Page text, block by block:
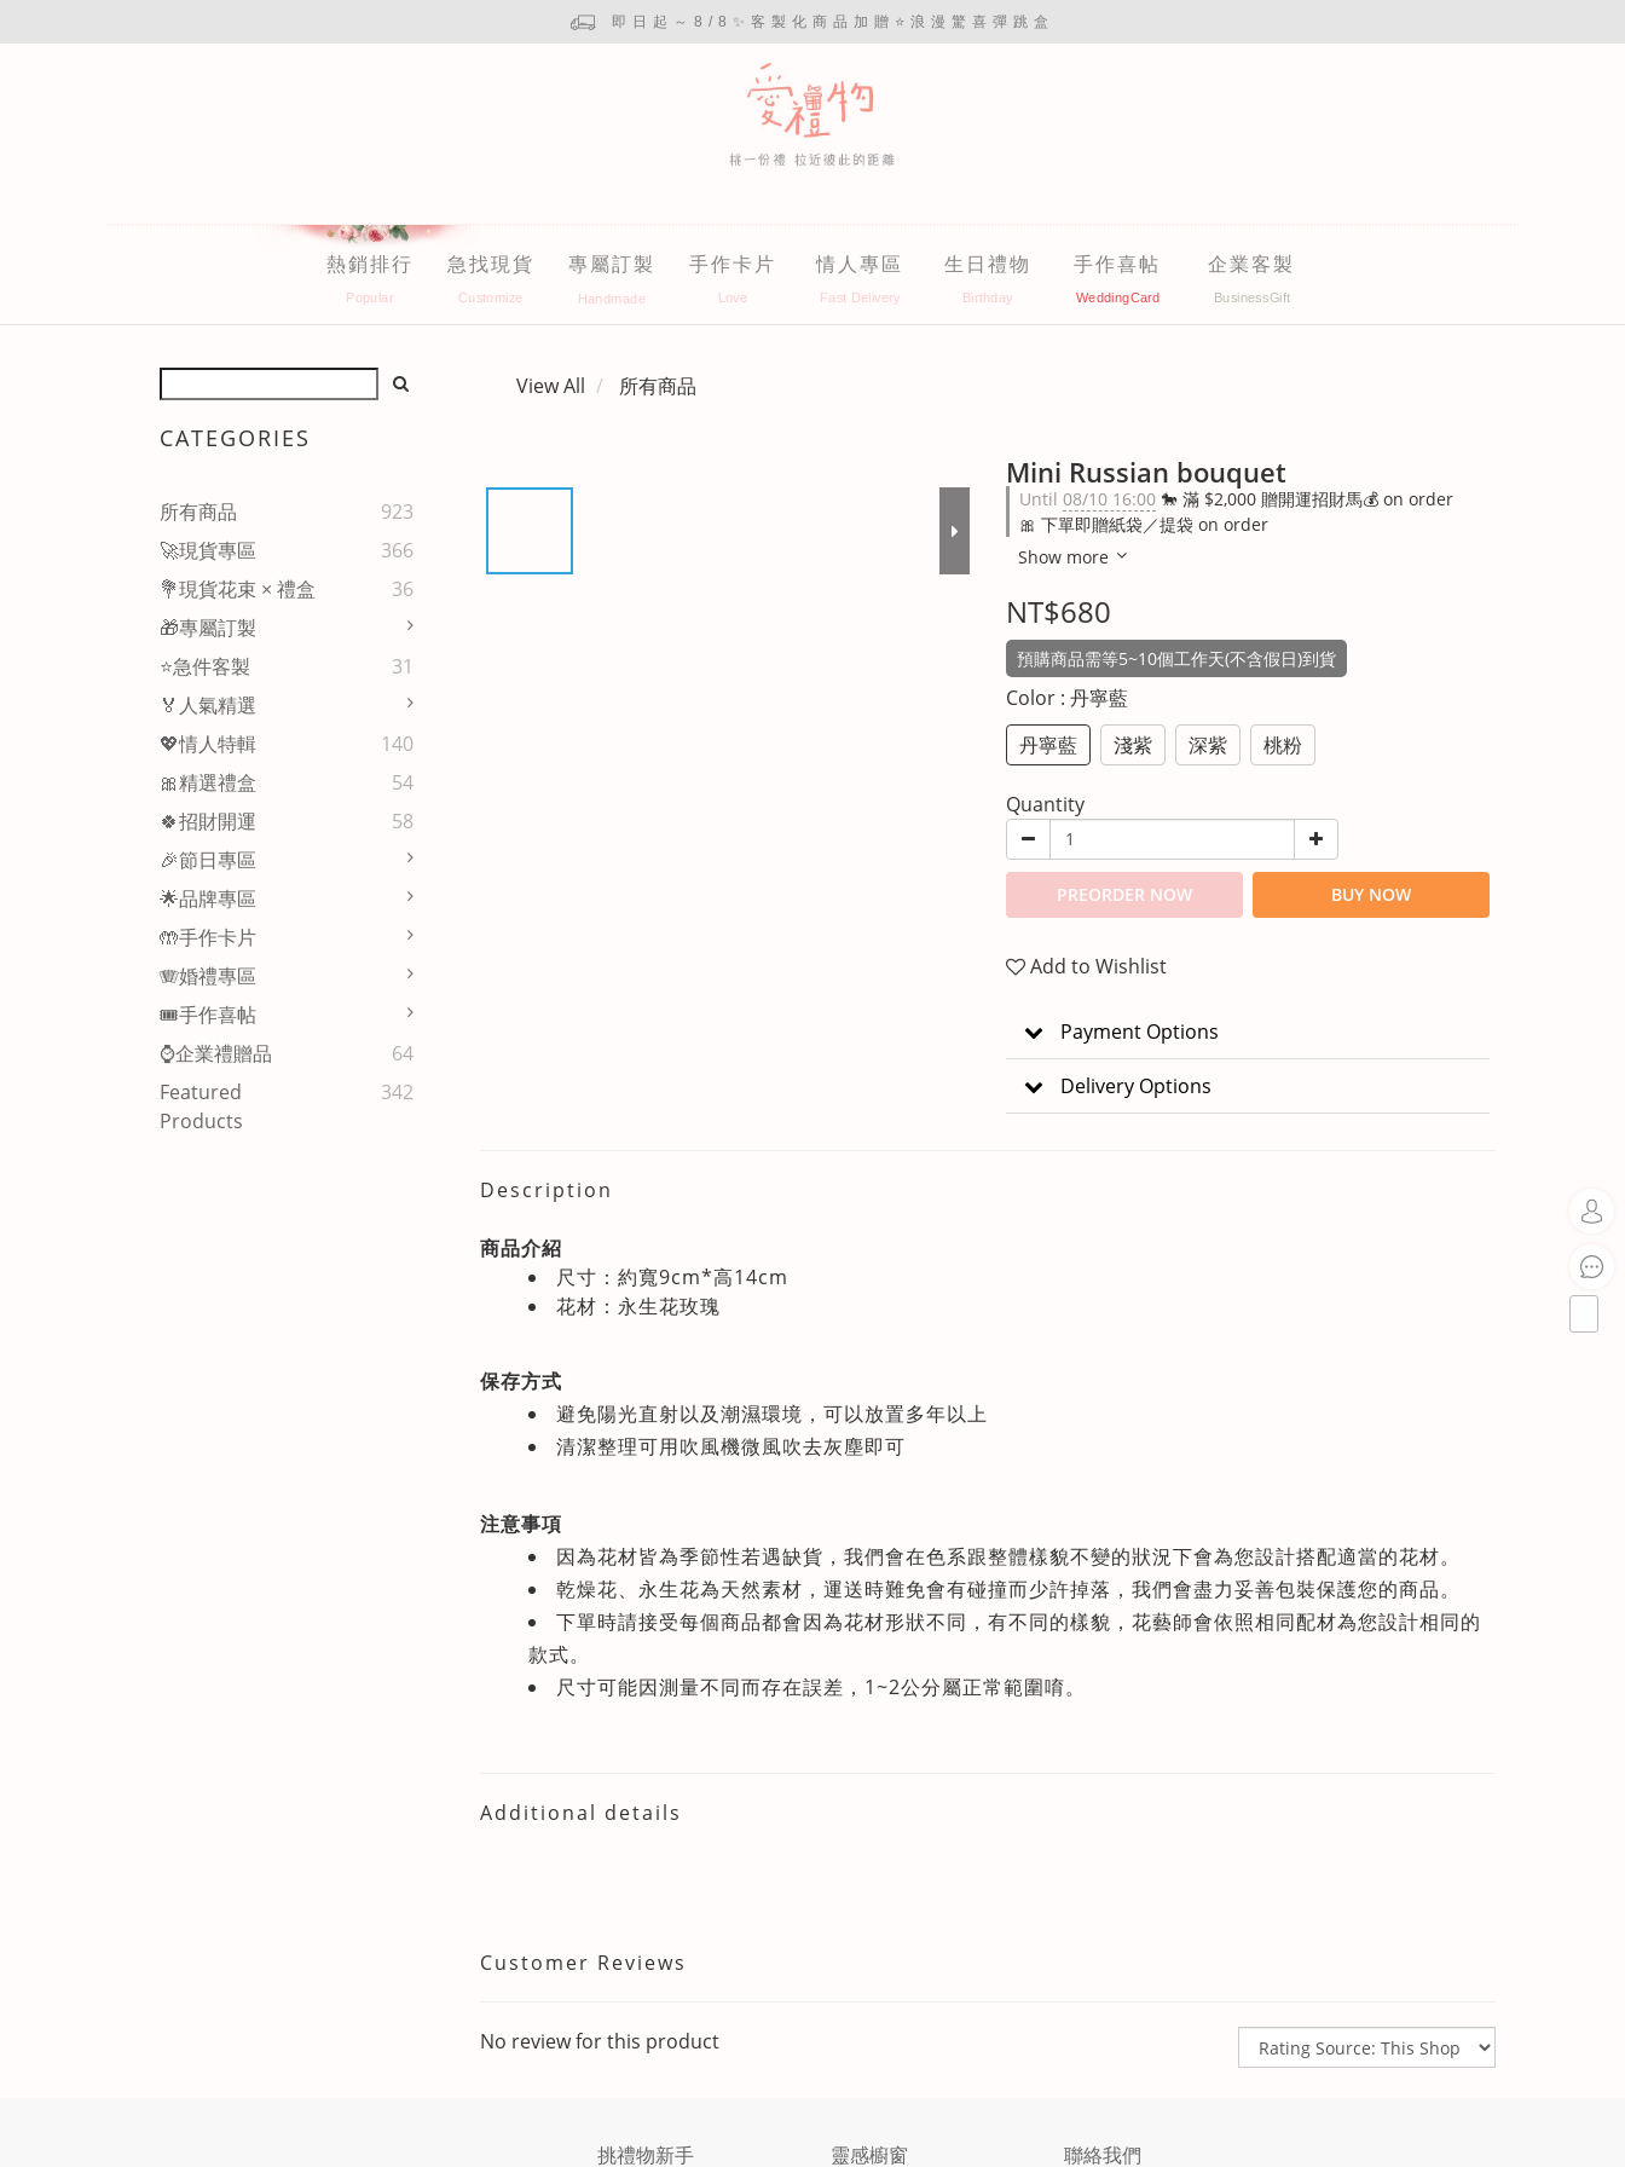
即日起～8/8✨客製化商品加贈⭐浪漫驚喜彈跳盒
熱銷排行 急找現貨 專屬訂製 手作卡片 情人專區 生日禮物 手作喜帖 企業客製
CATEGORIES
所有商品
923
🚀現貨專區
366
💐現貨花束 × 禮盒
36
🎁專屬訂製
⭐急件客製
31
🏅人氣精選
💖情人特輯
140
🎀精選禮盒
54
🍀招財開運
58
🎉節日專區
🌟品牌專區
🤲手作卡片
🪗婚禮專區
🎟️手作喜帖
⌚企業禮贈品
64
Featured
Products
342
View All 所有商品
Mini Russian bouquet
Until 08/10 16:00 🐎 滿 $2,000 贈開運招財馬💰 on order
🎀 下單即贈紙袋／提袋 on order
Show more
NT$680
預購商品需等5~10個工作天(不含假日)到貨
Color : 丹寧藍
丹寧藍
淺紫 深紫 桃粉
Quantity
PREORDER NOW BUY NOW
Add to Wishlist
Payment Options
Delivery Options
Description
商品介紹
尺寸：約寬9cm*高14cm
花材：永生花玫瑰
保存方式
避免陽光直射以及潮濕環境，可以放置多年以上
清潔整理可用吹風機微風吹去灰塵即可
注意事項
因為花材皆為季節性若遇缺貨，我們會在色系跟整體樣貌不變的狀況下會為您設計搭配適當的花材。
乾燥花、永生花為天然素材，運送時難免會有碰撞而少許掉落，我們會盡力妥善包裝保護您的商品。
下單時請接受每個商品都會因為花材形狀不同，有不同的樣貌，花藝師會依照相同配材為您設計相同的
款式。
尺寸可能因測量不同而存在誤差，1~2公分屬正常範圍唷。
Additional details
Customer Reviews
No review for this product
挑禮物新手 靈感櫥窗 聯絡我們